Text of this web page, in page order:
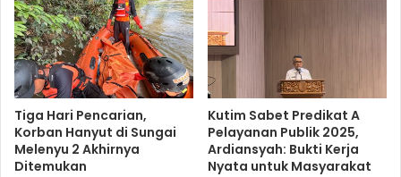
Tiga Hari Pencarian,
Korban Hanyut di Sungai
Melenyu 2 Akhirnya
Ditemukan
Kutim Sabet Predikat A
Pelayanan Publik 2025,
Ardiansyah: Bukti Kerja
Nyata untuk Masyarakat